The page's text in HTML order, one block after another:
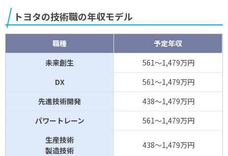
トヨタの技術職の年収モデル
職種
予定年収
未来創生
561～1,479万円
DX
561～1,479万円
先進技術開発
438～1,479万円
パワートレーン
561～1,479万円
生産技術
製造技術
438～1,479万円